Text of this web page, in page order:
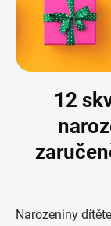
12
Narozeniny